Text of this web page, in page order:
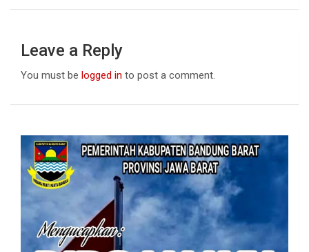
Leave a Reply
You must be logged in to post a comment.